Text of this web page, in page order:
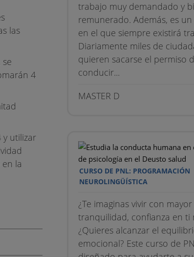
las
4
y utilizar
la
trabajo muy demandado y
remunerado. Además, es
en el que siempre existirá
Diariamente miles de
quieren sacarse el permiso
conducir...
MASTER D
CURSO DE PNL: PROGRAMACIÓN
NEUROLINGÜÍSTICA
¿Te imaginas vivir con mayor
tranquilidad, confianza en ti
¿Quieres alcanzar el
emocional? Este curso de